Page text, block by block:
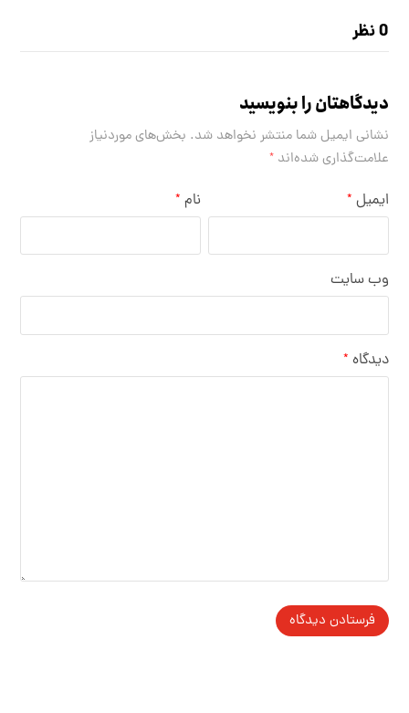
0 نظر
دیدگاهتان را بنویسید
نشانی ایمیل شما منتشر نخواهد شد. بخش‌های موردنیاز
علامت‌گذاری شده‌اند*
نام * ایمیل *
وب‌ سایت
دیدگاه *